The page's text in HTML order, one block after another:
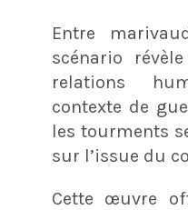
Entre
scénario
relations
contexte de
les tourments
sur l’issue du
Cette œuvre